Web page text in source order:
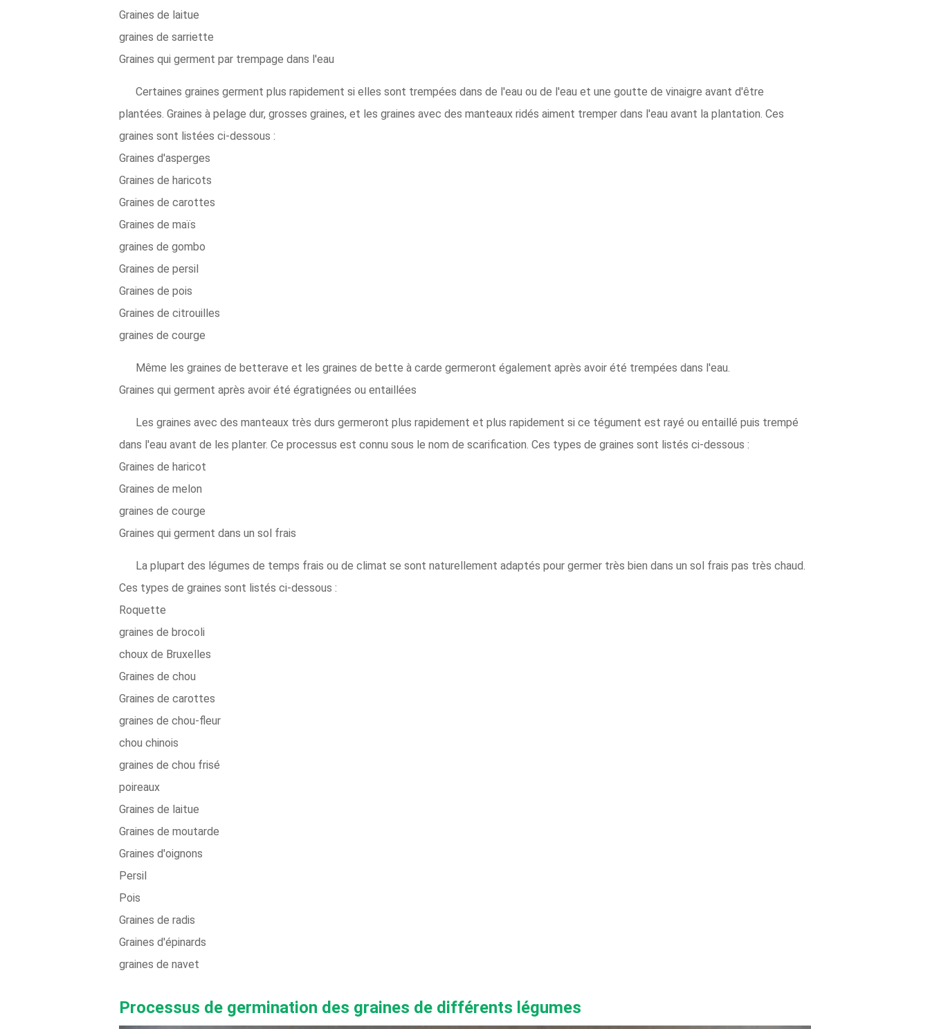
Graines de laitue
graines de sarriette
Graines qui germent par trempage dans l'eau
Certaines graines germent plus rapidement si elles sont trempées dans de l'eau ou de l'eau et une goutte de vinaigre avant d'être
plantées. Graines à pelage dur, grosses graines, et les graines avec des manteaux ridés aiment tremper dans l'eau avant la plantation. Ces
graines sont listées ci-dessous :
Graines d'asperges
Graines de haricots
Graines de carottes
Graines de maïs
graines de gombo
Graines de persil
Graines de pois
Graines de citrouilles
graines de courge
Même les graines de betterave et les graines de bette à carde germeront également après avoir été trempées dans l'eau.
Graines qui germent après avoir été égratignées ou entaillées
Les graines avec des manteaux très durs germeront plus rapidement et plus rapidement si ce tégument est rayé ou entaillé puis trempé
dans l'eau avant de les planter. Ce processus est connu sous le nom de scarification. Ces types de graines sont listés ci-dessous :
Graines de haricot
Graines de melon
graines de courge
Graines qui germent dans un sol frais
La plupart des légumes de temps frais ou de climat se sont naturellement adaptés pour germer très bien dans un sol frais pas très chaud.
Ces types de graines sont listés ci-dessous :
Roquette
graines de brocoli
choux de Bruxelles
Graines de chou
Graines de carottes
graines de chou-fleur
chou chinois
graines de chou frisé
poireaux
Graines de laitue
Graines de moutarde
Graines d'oignons
Persil
Pois
Graines de radis
Graines d'épinards
graines de navet
Processus de germination des graines de différents légumes